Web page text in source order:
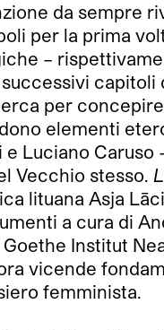
da sempre
per la prima
–
capitoli
per
elementi
e Luciano
Vecchio stesso.
lituana Asja
a cura di
Goethe Institut
vicende
femminista.